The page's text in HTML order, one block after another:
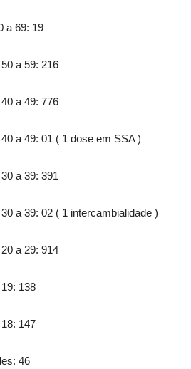
a 69: 19
a 59: 216
a 49: 776
a 49: 01 ( 1 dose em SSA )
a 39: 391
a 39: 02 ( 1 intercambialidade )
a 29: 914
138
147
46